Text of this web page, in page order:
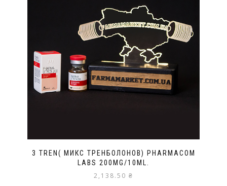
3 TREN( МИКС ТРЕНБОЛОНОВ) PHARMACOM
LABS 200MG/10ML.
2,138.50 ₴